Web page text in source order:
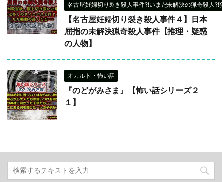
名古屋妊婦切り裂き殺人事件?!いまだ未解決の猟奇殺人
【名古屋妊婦切り裂き殺人事件４】日本
屈指の未解決猟奇殺人事件【推理・疑惑
の人物】
オカルト・怖い話
『のどがみさま』【怖い話シリーズ２
１】